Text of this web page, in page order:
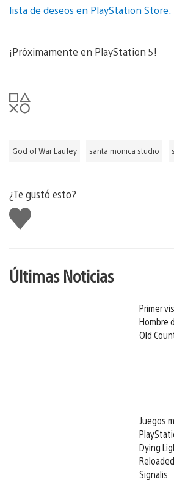
lista de deseos en PlayStation Store.
¡Próximamente en PlayStation 5!
God of War Laufey santa monica studio
¿Te gustó esto?
Me
gusta
Últimas Noticias
Primer
Hombre
Old
Juegos
Dying
Signalis